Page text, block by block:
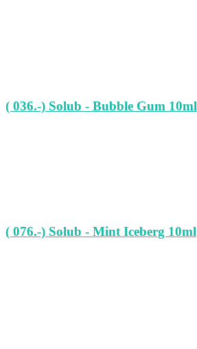
( 036.-) Solub - Bubble Gum 10ml
( 076.-) Solub - Mint Iceberg 10ml